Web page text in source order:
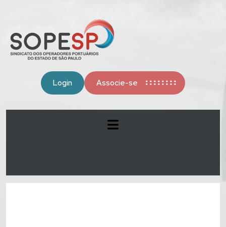
Login Associe-se